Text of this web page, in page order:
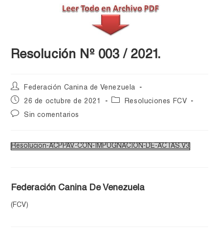
Resolución Nº 003 / 2021.
Federación Canina de Venezuela
26 de octubre de 2021
Resoluciones FCV
Sin comentarios
Resolucion-ACPPAV.-CON-IMPUGNACION-DE-ACTAS.V3
Federación Canina De Venezuela
(FCV)